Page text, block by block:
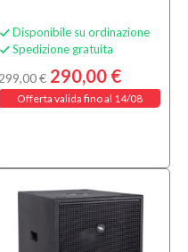
 Disponibile su ordinazione
 Spedizione gratuita
299,00 € 290,00 €
Offerta valida fino al 14/08